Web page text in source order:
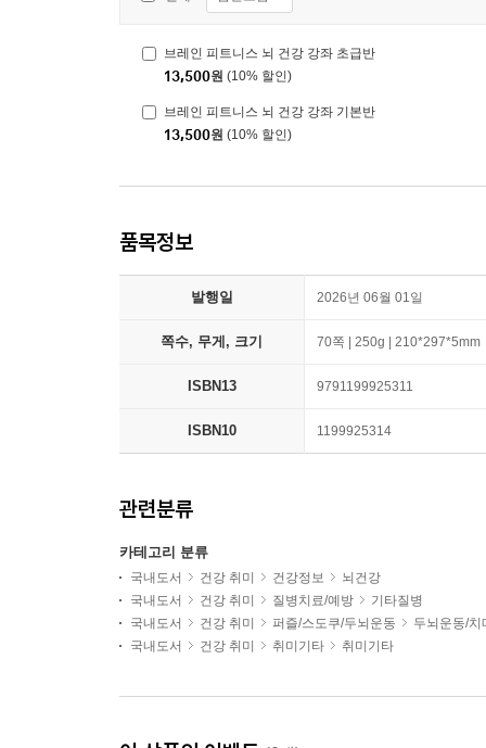
브레인 피트니스 뇌 건강 강좌 초급반
13,500원 (10% 할인)
브레인 피트니스 뇌 건강 강좌 기본반
13,500원 (10% 할인)
품목정보
발행일 2026년 06월 01일
쪽수, 무게, 크기 70쪽 | 250g | 210*297*5mm
ISBN13 9791199925311
ISBN10 1199925314
관련분류
카테고리 분류
국내도서 건강 취미 건강정보
뇌건강
국내도서
건강 취미 질병치료/예방
기타질병
국내도서
건강 취미 퍼즐/스도쿠/두뇌운동
두뇌운동/치
국내도서
건강 취미 취미기타 취미기타